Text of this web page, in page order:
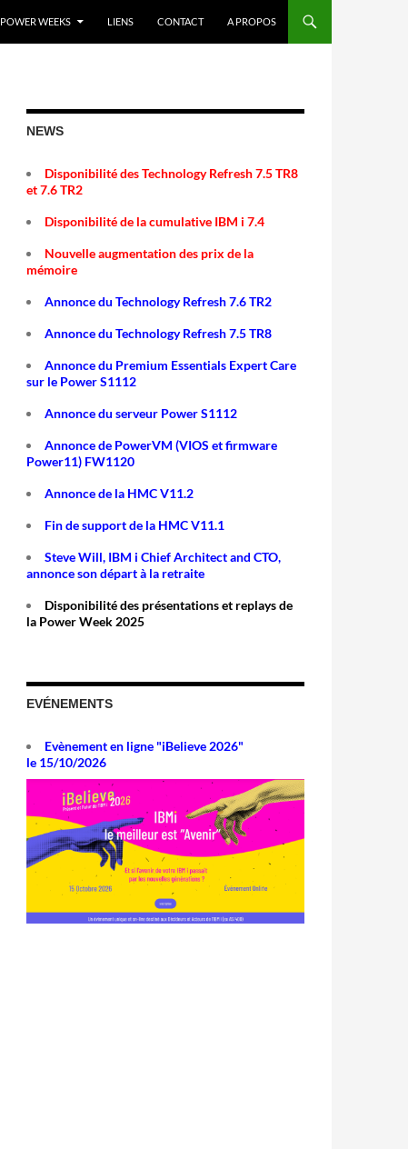
POWER WEEKS LIENS CONTACT A PROPOS
NEWS
Disponibilité des Technology Refresh 7.5 TR8
et 7.6 TR2
Disponibilité de la cumulative IBM i 7.4
Nouvelle augmentation des prix de la
mémoire
Annonce du Technology Refresh 7.6 TR2
Annonce du Technology Refresh 7.5 TR8
Annonce du Premium Essentials Expert Care
sur le Power S1112
Annonce du serveur Power S1112
Annonce de PowerVM (VIOS et firmware
Power11) FW1120
Annonce de la HMC V11.2
Fin de support de la HMC V11.1
Steve Will, IBM i Chief Architect and CTO,
annonce son départ à la retraite
Disponibilité des présentations et replays de
la Power Week 2025
EVÉNEMENTS
Evènement en ligne "iBelieve 2026"
le 15/10/2026